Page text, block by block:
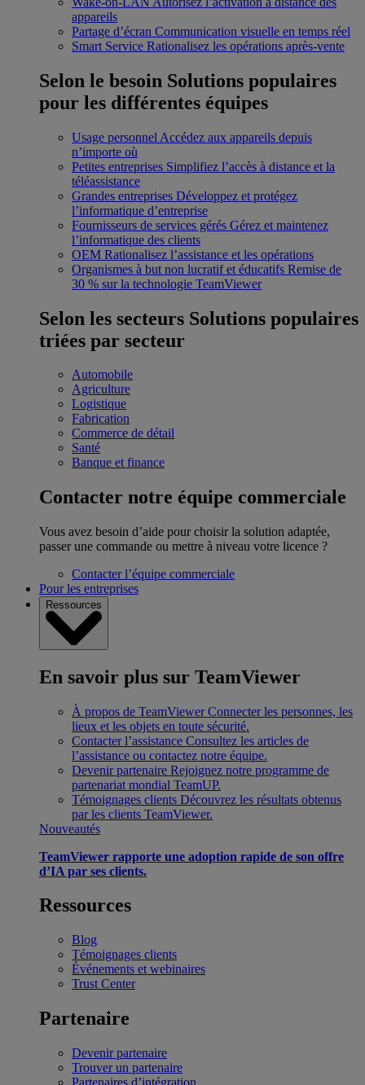
appareils
Partage d’écran Communication visuelle en temps réel
Smart Service Rationalisez les opérations après-vente
Selon le besoin Solutions populaires
pour les différentes équipes
Usage personnel Accédez aux appareils depuis
n’importe où
Petites entreprises Simplifiez l’accès à distance et la
téléassistance
Grandes entreprises Développez et protégez
l’informatique d’entreprise
Fournisseurs de services gérés Gérez et maintenez
l’informatique des clients
OEM Rationalisez l’assistance et les opérations
Organismes à but non lucratif et éducatifs Remise de
30 % sur la technologie TeamViewer
Selon les secteurs Solutions populaires
triées par secteur
Automobile
Agriculture
Logistique
Fabrication
Commerce de détail
Santé
Banque et finance
Contacter notre équipe commerciale
Vous avez besoin d’aide pour choisir la solution adaptée,
passer une commande ou mettre à niveau votre licence ?
Contacter l’équipe commerciale
Pour les entreprises
Ressources
En savoir plus sur TeamViewer
À propos de TeamViewer Connecter les personnes, les
lieux et les objets en toute sécurité.
Contacter l’assistance Consultez les articles de
l’assistance ou contactez notre équipe.
Devenir partenaire Rejoignez notre programme de
partenariat mondial TeamUP.
Témoignages clients Découvrez les résultats obtenus
par les clients TeamViewer.
Nouveautés
TeamViewer rapporte une adoption rapide de son offre
d’IA par ses clients.
Ressources
Blog
Témoignages clients
Événements et webinaires
Trust Center
Partenaire
Devenir partenaire
Trouver un partenaire